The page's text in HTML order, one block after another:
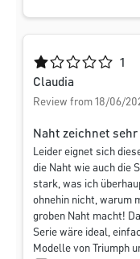
Average rating of 1
1
Claudia
Review from 18/06/
Naht zeichnet
Leider eignet sich
die Naht wie auch die
stark, was ich
ohnehin nicht, warum
groben Naht macht!
Serie wäre ideal,
Modelle von Triumph